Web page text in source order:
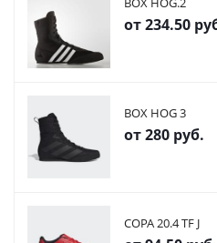
от234.50
BOX HOG 3
от280 руб.
COPA 20.4 TF J